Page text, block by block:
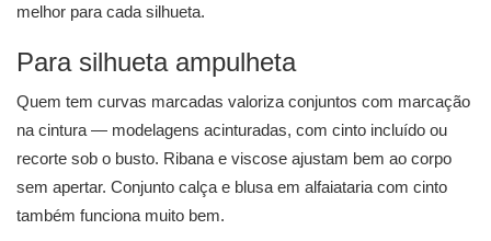
melhor para cada silhueta.
Para silhueta ampulheta
Quem tem curvas marcadas valoriza conjuntos com marcação
na cintura — modelagens acinturadas, com cinto incluído ou
recorte sob o busto. Ribana e viscose ajustam bem ao corpo
sem apertar. Conjunto calça e blusa em alfaiataria com cinto
também funciona muito bem.